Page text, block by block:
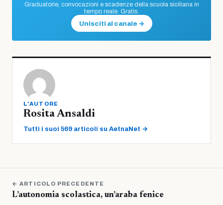
Graduatorie, convocazioni e scadenze della scuola siciliana in
tempo reale. Gratis.
Unisciti al canale →
L'AUTORE
Rosita Ansaldi
Tutti i suoi 569 articoli su AetnaNet →
← ARTICOLO PRECEDENTE
L’autonomia scolastica, un’araba fenice